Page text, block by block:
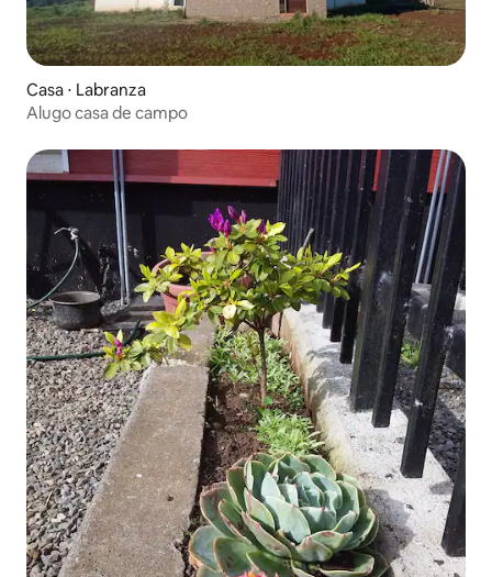
Casa ⋅ Labranza
Alugo casa de campo